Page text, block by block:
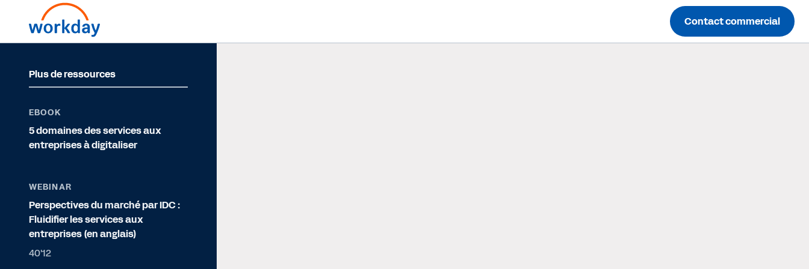
Contact commercial
Plus de ressources
EBOOK
5 domaines des services aux
entreprises à digitaliser
WEBINAR
Perspectives du marché par IDC :
Fluidifier les services aux
entreprises (en anglais)
40'12